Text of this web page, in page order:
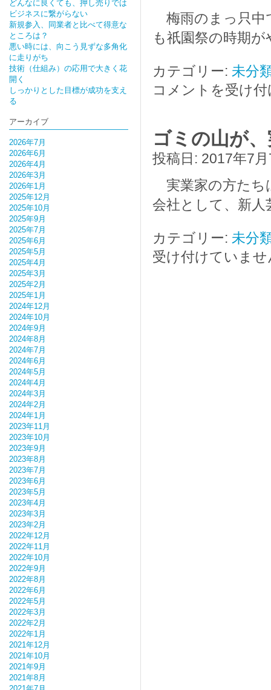
梅雨のまっ只中
も祇園祭の時期
カテゴリー: 未分
コメントを受け
ゴミの山が
投稿日: 2017年7
実業家の方たち
会社として、新
カテゴリー: 未分
受け付けていませ
どんなに良くても、押し売りでは
ビジネスに繋がらない
新規参入、同業者と比べて得意な
ところは？
悪い時には、向こう見ずな多角化
に走りがち
技術（仕組み）の応用で大きく花
開く
しっかりとした目標が成功を支え
る
アーカイブ
2026年7月
2026年6月
2026年4月
2026年3月
2026年1月
2025年12月
2025年10月
2025年9月
2025年7月
2025年6月
2025年5月
2025年4月
2025年3月
2025年2月
2025年1月
2024年12月
2024年10月
2024年9月
2024年8月
2024年7月
2024年6月
2024年5月
2024年4月
2024年3月
2024年2月
2024年1月
2023年11月
2023年10月
2023年9月
2023年8月
2023年7月
2023年6月
2023年5月
2023年4月
2023年3月
2023年2月
2022年12月
2022年11月
2022年10月
2022年9月
2022年8月
2022年6月
2022年5月
2022年3月
2022年2月
2022年1月
2021年12月
2021年10月
2021年9月
2021年8月